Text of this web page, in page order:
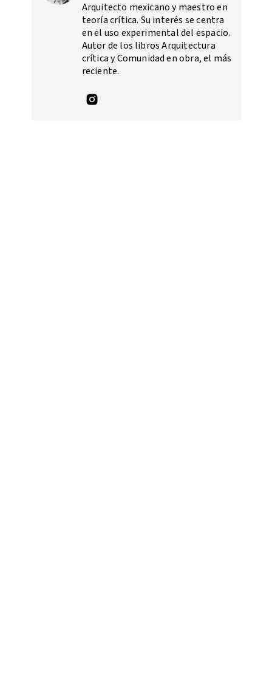
Arquitecto mexicano y maestro en
teoría crítica. Su interés se centra
en el uso experimental del espacio.
Autor de los libros Arquitectura
crítica y Comunidad en obra, el más
reciente.